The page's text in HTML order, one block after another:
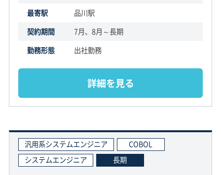
最寄駅
品川駅
契約期間
7月、8月～長期
勤務形態
出社勤務
詳細を見る
汎用系システムエンジニア
COBOL
システムエンジニア
長期